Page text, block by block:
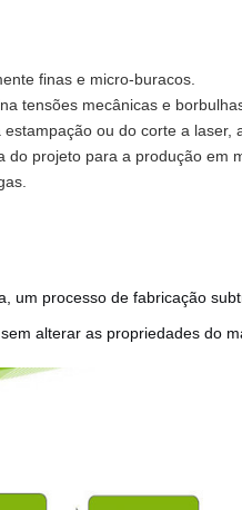
finas e micro-buracos.
tensões mecânicas e
ou do corte a
projeto para a produção em
um processo de fabricação
alterar as propriedades do